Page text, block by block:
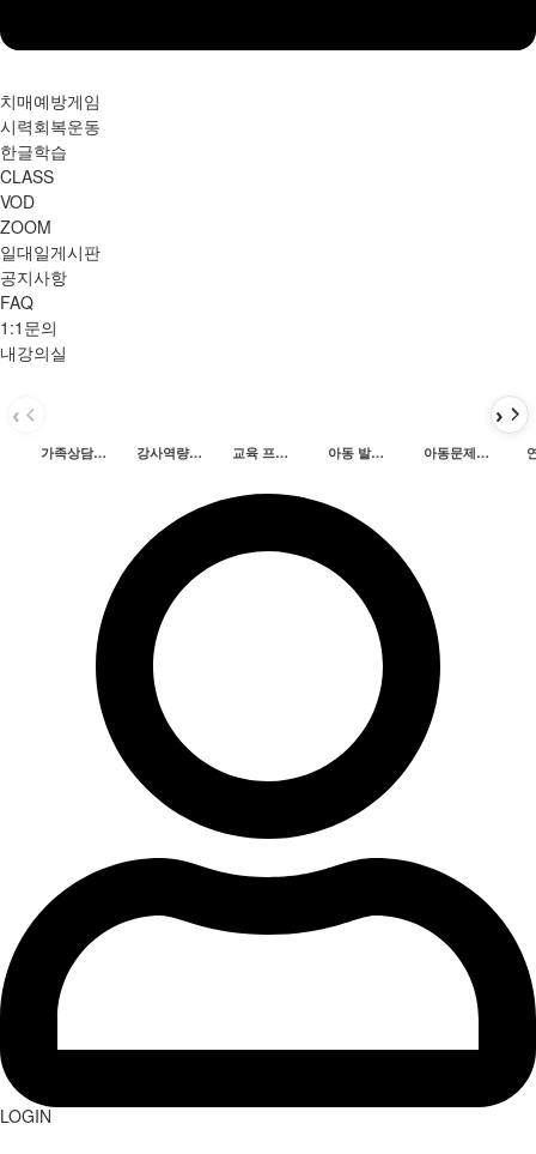
치매예방게임
시력회복운동
한글학습
CLASS
VOD
ZOOM
일대일게시판
공지사항
FAQ
1:1문의
내강의실
가족상담 및 치료 강사역량개발 교육 프로그램개발 아동 발달 및 심리 아동문제행동지도
LOGIN